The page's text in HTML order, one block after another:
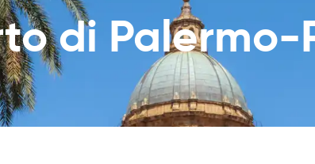
di Palermo-